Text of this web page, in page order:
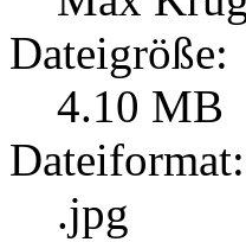
Dateigröße:
4.10 MB
Dateiformat:
.jpg